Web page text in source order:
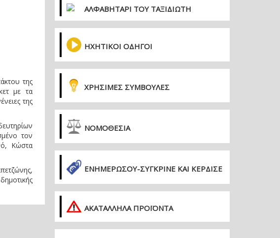
της
με τα
της
τον
Κώστα
ΑΛΦΑΒΗΤΑΡΙ ΤΟΥ ΤΑΞΙΔΙΩΤΗ
ΗΧΗΤΙΚΟΙ ΟΔΗΓΟΙ
ΧΡΗΣΙΜΕΣ ΣΥΜΒΟΥΛΕΣ
ΝΟΜΟΘΕΣΙΑ
ΕΝΗΜΕΡΏΣΟΥ-ΣΎΓΚΡΙΝΕ ΚΑΙ ΚΈΡΔΙΣΕ
ΑΚΑΤΑΛΛΗΛΑ ΠΡΟΪΟΝΤΑ